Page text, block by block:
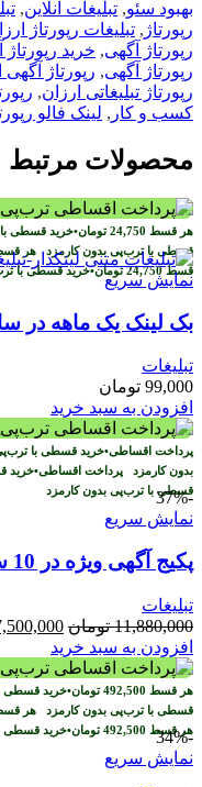
بهبود سئو, تبلیغات آنلاین,
رپورتاژ , تبلیغات رپورتاژ
رپورتاژ آگهی, خرید
رپورتاژ آگهی, رپورتاژ آگهی
رپورتاژ تبلیغاتی ارزان,
کسب و کار , لینک فالو
محصولات مرتبط
هر قسط 24,750 تومان•خرید قسطی
قسطی با ترب‌پی بدون کارمزد هر
قسط24,750 تومان•خرید قسطی با نمایش سریع
بک لینک یک ماهه در
تبلیغات
99,000 تومان
افزودن به سبد خرید
پرداخت اقساطی•خرید قسطی با
بدون کارمزد پرداخت اقساطی•خرید
قسطی با ترب‌پی بدون کارمزد
-37%
نمایش سریع
پکیج آگهی ویژه در 10 سایت 12 ماهه
تبلیغات
11,880,000 تومان قیمت
اصلی
بود.
افزودن به سبد خرید
هر قسط 492,500 تومان•خرید قسطی
قسطی با ترب‌پی بدون کارمزد هر
هر قسط 492,500 تومان•خرید قسطی
-34%
نمایش سریع